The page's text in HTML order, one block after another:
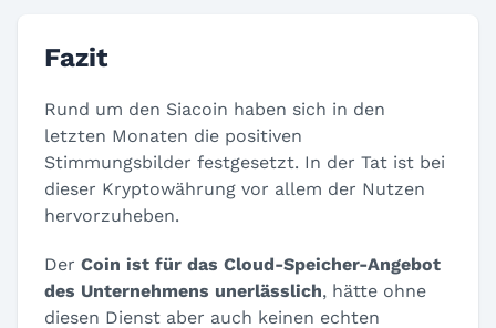
Fazit
Rund um den Siacoin haben sich in den
letzten Monaten die positiven
Stimmungsbilder festgesetzt. In der Tat ist bei
dieser Kryptowährung vor allem der Nutzen
hervorzuheben.
Der Coin ist für das Cloud-Speicher-Angebot
des Unternehmens unerlässlich, hätte ohne
diesen Dienst aber auch keinen echten